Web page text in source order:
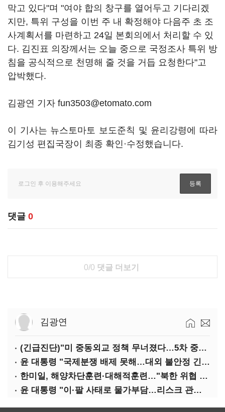
막고 있다"며 "여야 합의 창구를 열어두고 기다리겠
지만, 특위 구성을 이번 주 내 확정해야 다음주 초 조
사계획서를 마련하고 24일 본회의에서 처리할 수 있
다. 김진표 의장께서는 오늘 중으로 국정조사 특위 방
침을 공식적으로 천명해 줄 것을 거듭 요청한다"고
압박했다.
김광연 기자 fun3503@etomato.com
이 기사는 뉴스토마토 보도준칙 및 윤리강령에 따라
김기성 편집국장이 최종 확인·수정했습니다.
댓글 0
0/0 댓글 더보기
김광연
(긴급진단)"미 중동외교 정책 무너졌다…5차 중동전 가능성은 낮아"
윤 대통령 "국제분쟁 배제 못해…대외 불안정 긴밀대응"
한미일, 해양차단훈련·대해적훈련…"북한 위협 억제"
윤 대통령 "이·팔 사태로 물가부담…리스크 관리 만전 기해야"